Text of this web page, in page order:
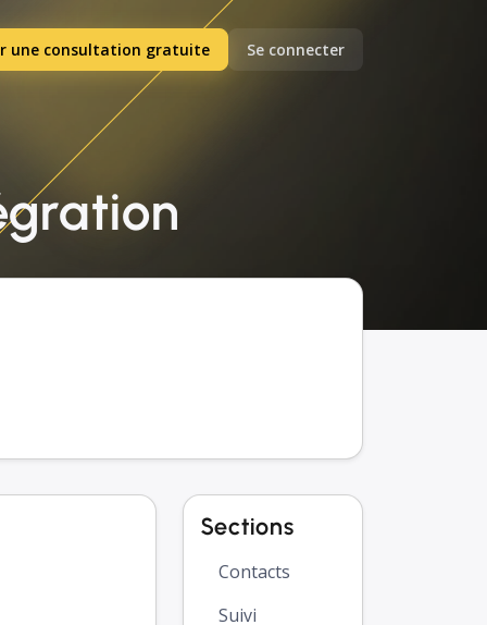
une consultation gratuite Se connecter
Sections
Contacts
Suivi